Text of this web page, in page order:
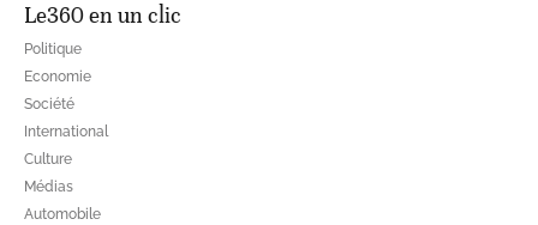
Le360 en un clic
Politique
Economie
Société
International
Culture
Médias
Automobile